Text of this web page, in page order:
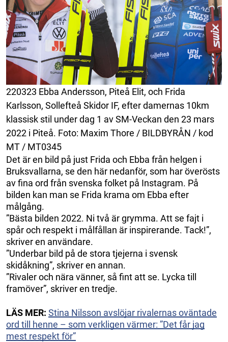
220323 Ebba Andersson, Piteå Elit, och Frida
Karlsson, Sollefteå Skidor IF, efter damernas 10km
klassisk stil under dag 1 av SM-Veckan den 23 mars
2022 i Piteå. Foto: Maxim Thore / BILDBYRÅN / kod
MT / MT0345
Det är en bild på just Frida och Ebba från helgen i
Bruksvallarna, se den här nedanför, som har överösts
av fina ord från svenska folket på Instagram. På
bilden kan man se Frida krama om Ebba efter
målgång.
”Bästa bilden 2022. Ni två är grymma. Att se fajt i
spår och respekt i målfållan är inspirerande. Tack!”,
skriver en användare.
”Underbar bild på de stora tjejerna i svensk
skidåkning”, skriver en annan.
”Rivaler och nära vänner, så fint att se. Lycka till
framöver”, skriver en tredje.
LÄS MER: Stina Nilsson avslöjar rivalernas oväntade
ord till henne – som verkligen värmer: ”Det får jag
mest respekt för”